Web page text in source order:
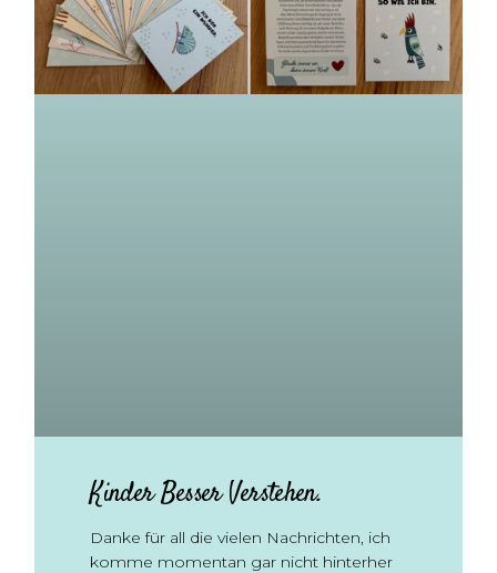
Kinder Besser Verstehen.
Danke für all die vielen Nachrichten, ich
komme momentan gar nicht hinterher